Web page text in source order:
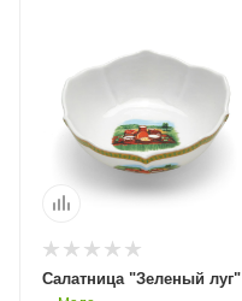
Салатница "Зеленый луг"